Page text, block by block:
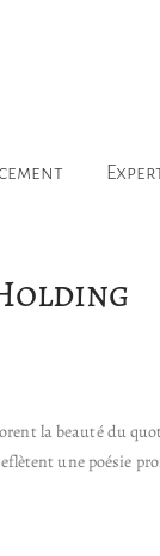
la beauté du
une poésie